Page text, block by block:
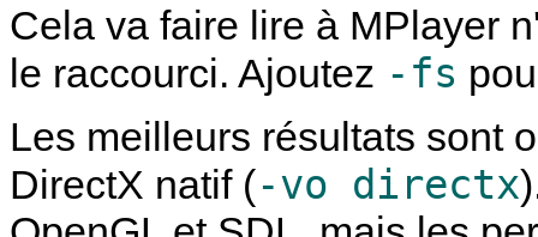
Cela va faire lire à MPlayer
le raccourci. Ajoutez -fs
Les meilleurs résultats sont
DirectX natif (-vo directx